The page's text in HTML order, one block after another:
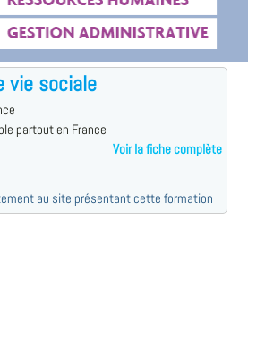
vie sociale
partout en France
Voir la fiche complète
au site présentant cette formation